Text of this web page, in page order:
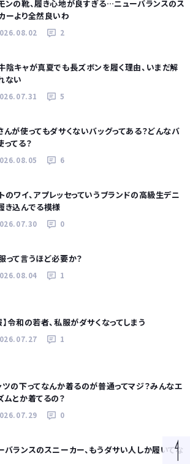
ンの靴、履き心地が良すぎる…ニューバランスのス
ーより全然良いわ
2
陰キャが真夏でも長ズボンを履く理由、いまだ解
ない
5
んが使ってもダサくないバッグってある？どんなバ
ってる？
6
のワイ、アプレッセっていうブランドの高級生デニ
き込んでる模様
0
って言うほど必要か？
1
】令和の若者、私服がダサくなってしまう
1
ツの下ってなんか着るのが普通ってマジ？みんなエ
ムとか着てるの？
0
バランスのスニーカー、もうダサい人しか履いてな